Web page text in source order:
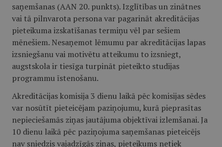
saņemšanas (AAN 20. punkts). Izglītības un zinātnes
vai tā pilnvarota persona var pagarināt akreditācijas
pieteikuma izskatīšanas termiņu vēl par sešiem
mēnešiem. Nesaņemot lēmumu par akreditācijas lapas
izsniegšanu vai motivētu atteikumu to izsniegt,
augstskola ir tiesīga turpināt pieteikto studijas
programmu īstenošanu.
Akreditācijas komisija 3 dienu laikā pēc komisijas sēdes
var nosūtīt pieteicējam paziņojumu, kurā pieprasītas
nepieciešamās ziņas jautājuma objektīvai izlemšanai. Ja
10 dienu laikā pēc paziņojuma saņemšanas pieteicējs
nav sniedzis vajadzīgās ziņas, pieteikums netiek